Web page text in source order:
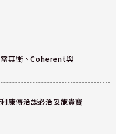
其衝、Coherent與
康傳洽談必治妥施貴寶